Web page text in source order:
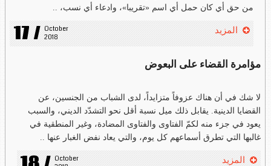
من حق أي كان حمل أي اسم «تقريبا»، وادعاء أي نسب، ..
17 / October
2018
المزيد
مؤامرة القضاء على البعوض
لا شك في أن هناك عزوفاً متزايداً، لدى الشباب من الجنسين، عن
القضايا الدينية. يقابل ذلك ميل نسبة أقل نحو التشدّد الديني، والسبب
يعود في جزء منه لكمّ الفتاوى والفتاوى المضادة، وغير المنطقية في
غالبها التي تطرق أسماعهم كل يوم، والتي يعاد نفض الغبار عنها ..
October
المزيد